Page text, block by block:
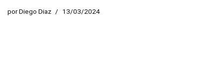
porDiego Diaz 13/03/2024